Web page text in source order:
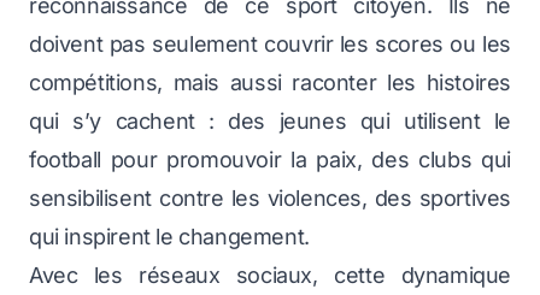
reconnaissance de ce sport citoyen. Ils ne
doivent pas seulement couvrir les scores ou les
compétitions, mais aussi raconter les histoires
qui s’y cachent : des jeunes qui utilisent le
football pour promouvoir la paix, des clubs qui
sensibilisent contre les violences, des sportives
qui inspirent le changement.
Avec les réseaux sociaux, cette dynamique